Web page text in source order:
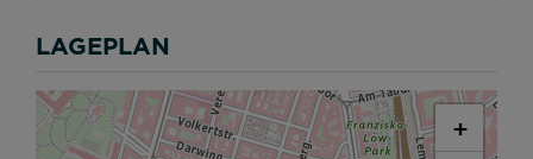
LAGEPLAN
+